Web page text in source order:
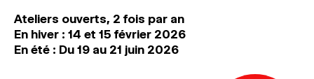
Ateliers ouverts, 2 fois par an
En hiver : 14 et 15 février 2026
En été : Du 19 au 21 juin 2026